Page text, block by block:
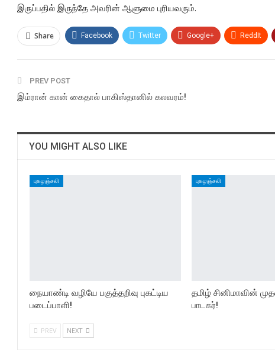
இருப்பதில் இருந்தே அவரின் ஆளுமை புரியவரும்.
Share Facebook Twitter Google+ ReddIt
PREV POST
இம்ரான் கான் கைதால் பாகிஸ்தானில் கலவரம்!
YOU MIGHT ALSO LIKE
புகழஞ்சலி
நையாண்டி வழியே பகுத்தறிவு புகட்டிய
படைப்பாளி!
புகழஞ்சலி
தமிழ் சினிமாவின்
பாடகர்!
PREV NEXT